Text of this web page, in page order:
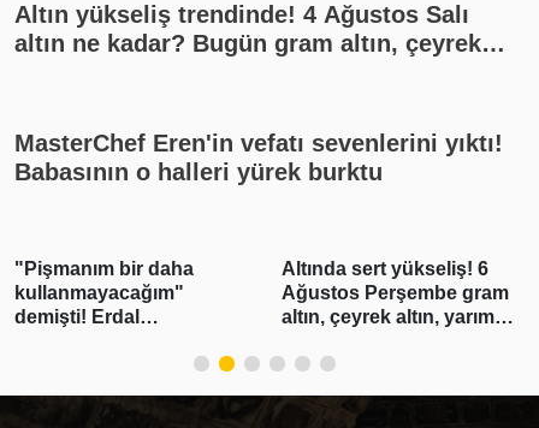
Altın yükseliş trendinde! 4 Ağustos Salı
altın ne kadar? Bugün gram altın, çeyrek
rakamları, canlı takip
MasterChef Eren'in vefatı sevenlerini yıktı!
Babasının o halleri yürek burktu
"Pişmanım bir daha
kullanmayacağım"
demişti! Erdal
Altında sert yükseliş! 6
Ağustos Perşembe gram
altın, çeyrek altın, yarım
kadar?